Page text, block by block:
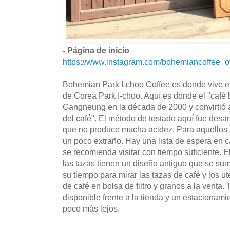
- Página de inicio
https://www.instagram.com/
Bohemian Park I-choo Coffee es donde vive
de Corea Park I-choo. Aquí es donde el "café
Gangneung en la década de 2000 y
del café". El método de tostado aquí fue
que no produce mucha acidez. Para
un poco extraño. Hay una lista de espera en
se recomienda visitar con tiempo suficiente.
las tazas tienen un diseño antiguo que se
su tiempo para mirar las tazas de café y los
de café en bolsa de filtro y granos a la venta.
disponible frente a la tienda y un
poco más lejos.